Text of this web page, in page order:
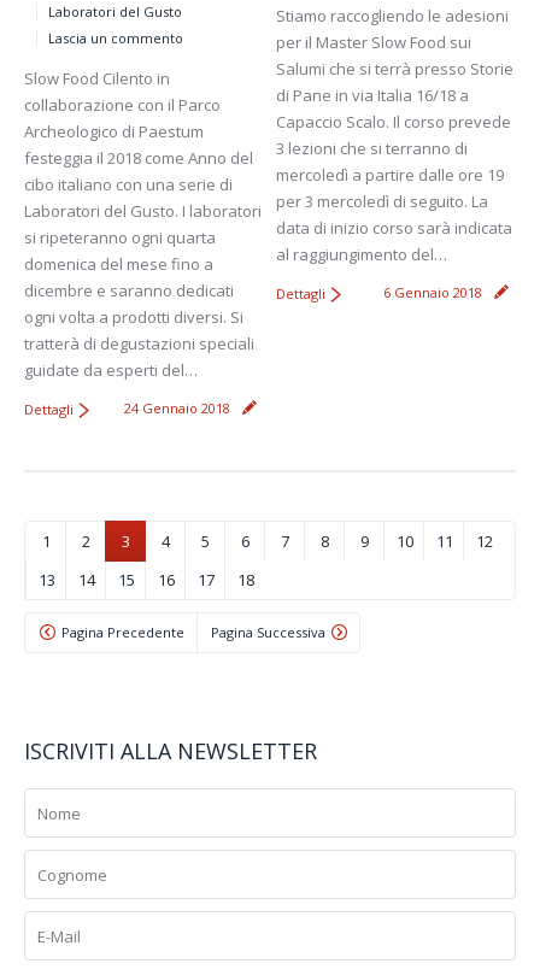
Laboratori del Gusto
Lascia un commento
Slow Food Cilento in
collaborazione con il Parco
Archeologico di Paestum
festeggia il 2018 come Anno del
cibo italiano con una serie di
Laboratori del Gusto. I laboratori
si ripeteranno ogni quarta
domenica del mese fino a
dicembre e saranno dedicati
ogni volta a prodotti diversi. Si
tratterà di degustazioni speciali
guidate da esperti del…
24 Gennaio 2018
Dettagli
Stiamo raccogliendo le adesioni
per il Master Slow Food sui
Salumi che si terrà presso Storie
di Pane in via Italia 16/18 a
Capaccio Scalo. Il corso prevede
3 lezioni che si terranno di
mercoledì a partire dalle ore 19
per 3 mercoledì di seguito. La
data di inizio corso sarà indicata
al raggiungimento del…
6 Gennaio 2018
Dettagli
1 2 3 4 5 6 7 8 9 10 11
12
13
14 15 16 17 18
Pagina Precedente Pagina Successiva
ISCRIVITI ALLA NEWSLETTER